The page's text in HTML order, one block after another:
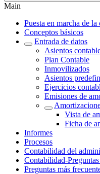
Main
Puesta en marcha de
Conceptos básicos
Entrada de datos
Asientos
Plan Contable
Inmovilizados
Asientos
Ejercicios
Emisiones de
Vista de
Ficha de
Informes
Procesos
Contabilidad del
Contabilidad-
Preguntas más